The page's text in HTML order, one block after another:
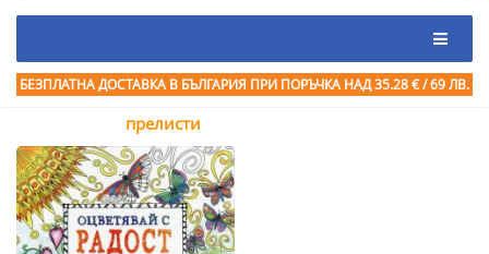
БЕЗПЛАТНА ДОСТАВКА В БЪЛГАРИЯ ПРИ ПОРЪЧКА НАД 35.28 € / 69 ЛВ.
прелисти